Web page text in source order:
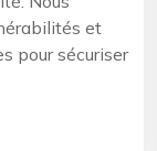
et
pour sécuriser